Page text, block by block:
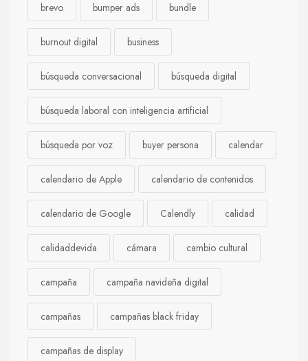
brevo bumper ads bundle
burnout digital business
búsqueda conversacional búsqueda digital
búsqueda laboral con inteligencia artificial
búsqueda por voz buyer persona calendar
calendario de Apple calendario de contenidos
calendario de Google Calendly calidad
calidaddevida cámara cambio cultural
campaña campaña navideña digital
campañas campañas black friday
campañas de display